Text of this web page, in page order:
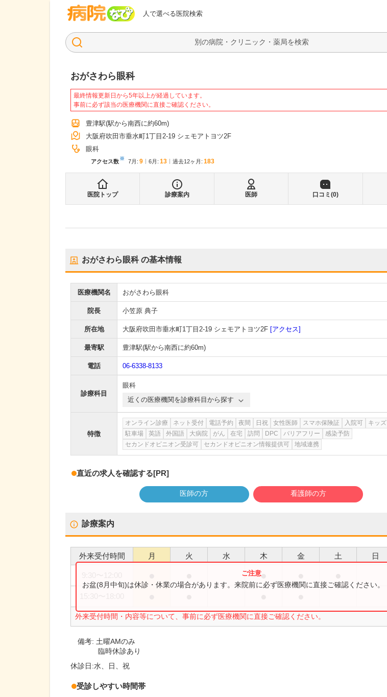
人で選べる医院検索
病院なび
検索
おがさわら眼科
最終情報更新日から5年以上が経過しています。
事前に必ず該当の医療機関に直接ご確認ください。
豊津駅(駅から南西に約60m)
大阪府吹田市垂水町1丁目2-19 シェモアトヨツ2F
眼科
アクセス数※ 7月 : 9 6月 : 13 過去12ヶ月: 183
医院トップ 診療案内 医師 口コミ(0)
おがさわら眼科の基本情報
医療機関名 おがさわら眼科
院長 小笠原 典子
所在地 大阪府吹田市垂水町1丁目2-19 シェモアトヨツ2F [アクセス]
最寄駅 豊津駅(駅から南西に約60m)
電話 06-6338-8133
診療科目
眼科
近くの医療機関を診療科目から探す
特徴
オンライン診療 ネット受付 電話予約 夜間 日祝 女性医師 スマホ保険証 入院可 キッズ
駐車場
英語 外国語 大病院 がん 在宅 訪問 DPC バリアフリー
感染予防
セカンドオピニオン受診可
セカンドオピニオン情報提供可 地域連携
直近の求人を確認する[PR]
医師の方 看護師の方
診療案内
外来受付時間 月 火 水 木 金 土 日
●
外来受付時間・内容等について、事前に必ず医療機関に直接ご確認ください。
お盆(8月中旬)は休診・休業の場合があります。来院前に必ず医療機関に直接ご確認ください。
備考: 土曜AMのみ
臨時休診あり
休診日:水、日、祝
受診しやすい時間帯